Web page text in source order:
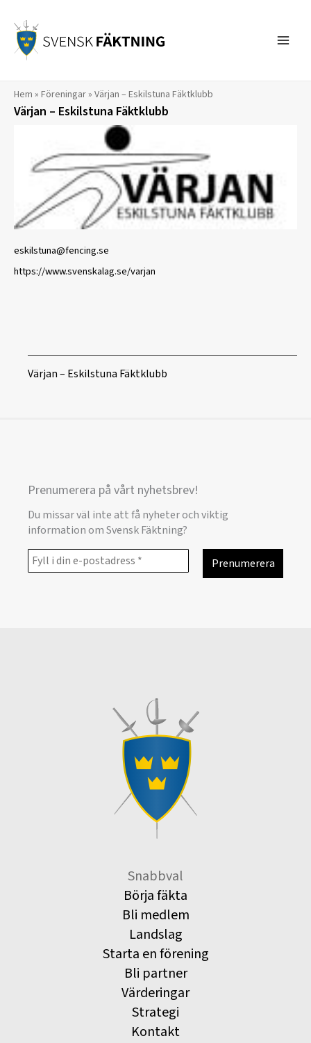
innehåll
Hem » Föreningar» Värjan – Eskilstuna Fäktklubb
Värjan – Eskilstuna Fäktklubb
eskilstuna@fencing.se
https://www.svenskalag.se/varjan
Värjan – Eskilstuna Fäktklubb
Prenumerera på vårt nyhetsbrev!
Du missar väl inte att få nyheter och viktig
information om Svensk Fäktning?
Snabbval
Börja fäkta
Bli medlem
Landslag
Starta en förening
Bli partner
Värderingar
Strategi
Kontakt